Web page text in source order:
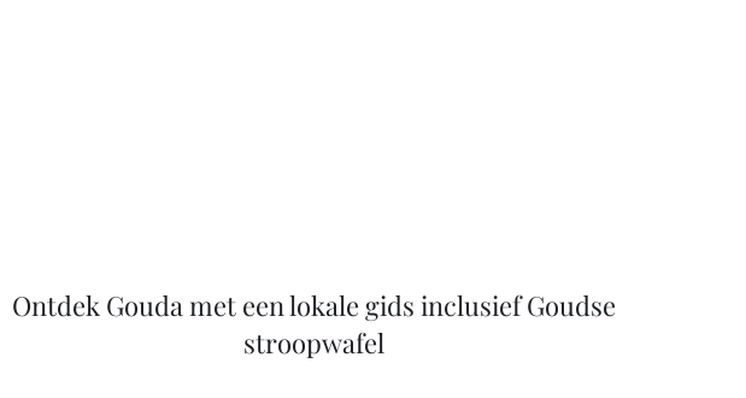
Ontdek Gouda met een lokale gids inclusief Goudse
stroopwafel